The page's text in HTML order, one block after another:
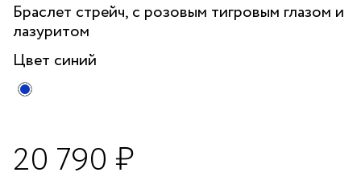
Браслет стрейч, с розовым тигровым глазом и
лазуритом
Цвет синий
20 790 ₽